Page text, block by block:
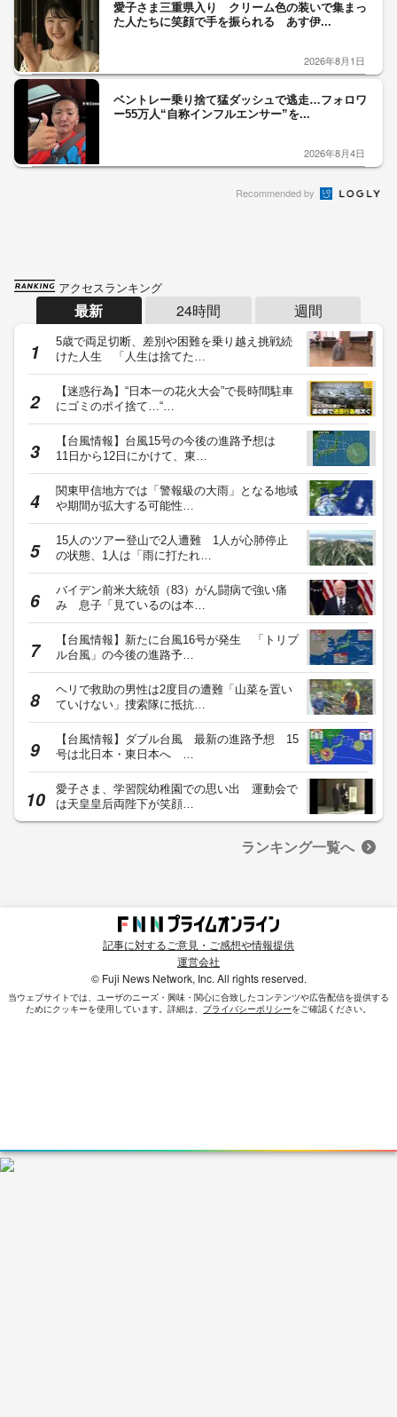
愛子さま三重県入り クリーム色の装いで集まっ
た人たちに笑顔で手を振られる あす伊...
2026年8月1日
ベントレー乗り捨て猛ダッシュで逃走…フォロワ
ー55万人“自称インフルエンサー”を...
2026年8月4日
Recommended by
アクセスランキング
最新 24時間 週間
5歳で両足切断、差別や困難を乗り越え挑戦続
けた人生 「人生は捨てた…
【迷惑行為】“日本一の花火大会”で長時間駐車
にゴミのポイ捨て…“…
【台風情報】台風15号の今後の進路予想は
11日から12日にかけて、東…
関東甲信地方では「警報級の大雨」となる地域
や期間が拡大する可能性…
15人のツアー登山で2人遭難 1人が心肺停止
の状態、1人は「雨に打たれ…
バイデン前米大統領（83）がん闘病で強い痛
み 息子「見ているのは本…
【台風情報】新たに台風16号が発生 「トリプ
ル台風」の今後の進路予…
ヘリで救助の男性は2度目の遭難「山菜を置い
ていけない」捜索隊に抵抗…
【台風情報】ダブル台風 最新の進路予想 15
号は北日本・東日本へ …
愛子さま、学習院幼稚園での思い出 運動会で
は天皇皇后両陛下が笑顔…
ランキング一覧へ
記事に対するご意見・ご感想や情報提供
運営会社
© Fuji News Network, Inc. All rights reserved.
当ウェブサイトでは、ユーザのニーズ・興味・関⼼に合致したコンテンツや広告配信を提供する
ためにクッキーを使⽤しています。詳細は、 プライバシーポリシーをご確認ください。